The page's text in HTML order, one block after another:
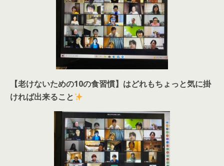
【老けないための10の食習慣】はどれもちょっと気に掛
ければ出来ること